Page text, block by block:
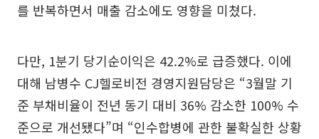
를 반복하면서 매출 감소에도 영향을 미쳤다.
다만, 1분기 당기순이익은 42.2%로 급증했다. 이에
대해 남병수 CJ헬로비전 경영지원담당은 “3월말 기
준 부채비율이 전년 동기 대비 36% 감소한 100% 수
준으로 개선됐다”며 “인수합병에 관한 불확실한 상황